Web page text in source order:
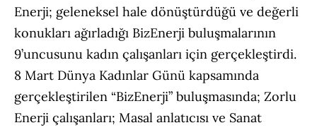
Enerji; geleneksel hale dönüştürdüğü ve değerli
konukları ağırladığı BizEnerji buluşmalarının
9’uncusunu kadın çalışanları için gerçekleştirdi.
8 Mart Dünya Kadınlar Günü kapsamında
gerçekleştirilen “BizEnerji” buluşmasında; Zorlu
Enerji çalışanları; Masal anlatıcısı ve Sanat